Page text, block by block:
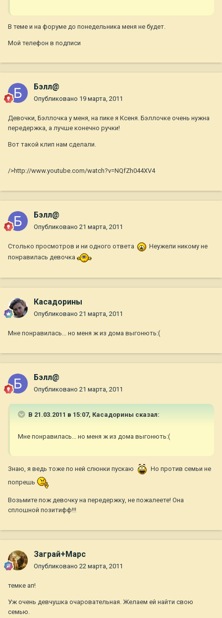
В теме и на форуме до понедельника меня не будет.
Мой телефон в подписи
Бэлл@
Опубликовано 19 марта, 2011
Девочки, Бэллочка у меня, на пике я Ксеня. Бэллочке очень нужна
передержка, а лучше конечно ручки!
Вот такой клип нам сделали.
/>http://www.youtube.com/watch?v=NQfZh044XV4
Бэлл@
Опубликовано 21 марта, 2011
Столько просмотров и ни одного ответа
Неужели никому не
понравилась девочка
Касадорины
Опубликовано 21 марта, 2011
Мне понравилась... но меня ж из дома выгонють:(
Бэлл@
Опубликовано 21 марта, 2011
В 21.03.2011 в 15:07, Касадорины сказал:
Мне понравилась... но меня ж из дома выгонють:(
Знаю, я ведь тоже по ней слюнки пускаю
Но против семьи не
попрешь
Возьмите пож девочку на передержку, не пожалеете! Она
сплошной позитифф!!!
Заграй+Марс
Опубликовано 22 марта, 2011
темке ап!
Уж очень девчушка очаровательная. Желаем ей найти свою
семью.